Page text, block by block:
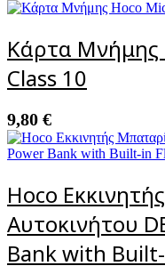
Κάρτα Μνήμης
Class 10
9,80 €
Hoco
Αυτοκινήτου
Bank with